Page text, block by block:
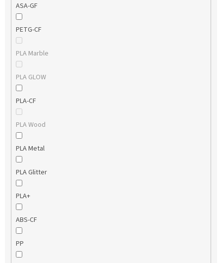
ASA-GF
PETG-CF
PLA Marble
PLA GLOW
PLA-CF
PLA Wood
PLA Metal
PLA Glitter
PLA+
ABS-CF
PP